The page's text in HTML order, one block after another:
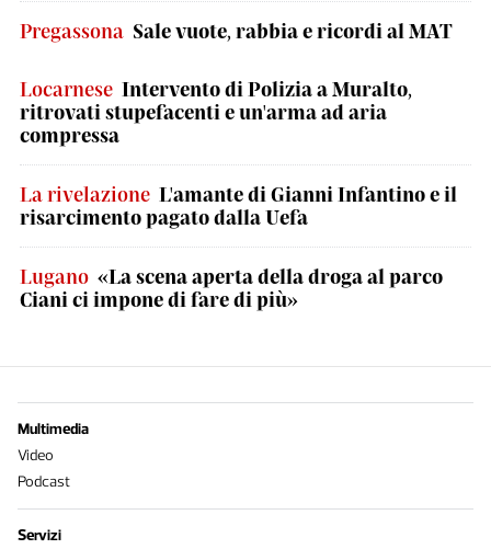
Pregassona Sale vuote, rabbia e ricordi al MAT
Locarnese Intervento di Polizia a Muralto,
ritrovati stupefacenti e un'arma ad aria
compressa
La rivelazione L'amante di Gianni Infantino e il
risarcimento pagato dalla Uefa
Lugano «La scena aperta della droga al parco
Ciani ci impone di fare di più»
Multimedia
Video
Podcast
Servizi